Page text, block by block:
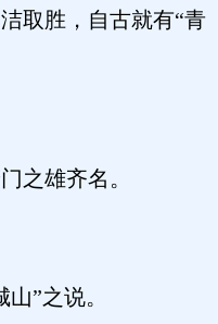
取胜，自古就有“青
之雄齐名。
”之说。